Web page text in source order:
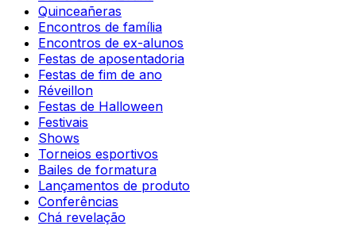
Quinceañeras
Encontros de família
Encontros de ex-alunos
Festas de aposentadoria
Festas de fim de ano
Réveillon
Festas de Halloween
Festivais
Shows
Torneios esportivos
Bailes de formatura
Lançamentos de produto
Conferências
Chá revelação